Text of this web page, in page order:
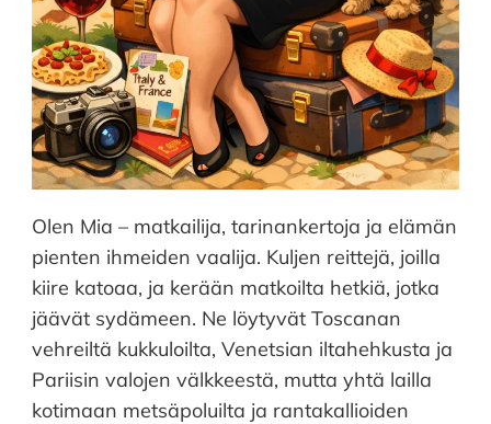
Olen Mia – matkailija, tarinankertoja ja elämän
pienten ihmeiden vaalija. Kuljen reittejä, joilla
kiire katoaa, ja kerään matkoilta hetkiä, jotka
jäävät sydämeen. Ne löytyvät Toscanan
vehreiltä kukkuloilta, Venetsian iltahehkusta ja
Pariisin valojen välkkeestä, mutta yhtä lailla
kotimaan metsäpoluilta ja rantakallioiden